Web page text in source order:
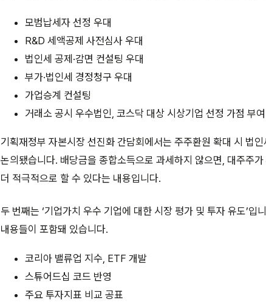
모범납세자 선정 우대
R&D 세액공제 사전심사 우대
법인세 공제·감면 컨설팅 우대
부가·법인세 경정청구 우대
가업승계 컨설팅
거래소 공시 우수법인, 코스닥 대상 시상기업 선정 가점 부
기획재정부 자본시장 선진화 간담회에서는 주주환원 확대 시 법
논의됐습니다. 배당금을 종합소득으로 과세하지 않으면, 대주주
더 적극적으로 할 수 있다는 내용입니다.
두 번째는 ‘기업가치 우수 기업에 대한 시장 평가 및 투자 유도’입
내용들이 포함돼 있습니다.
코리아 밸류업 지수, ETF 개발
스튜어드십 코드 반영
주요 투자지표 비교 공표